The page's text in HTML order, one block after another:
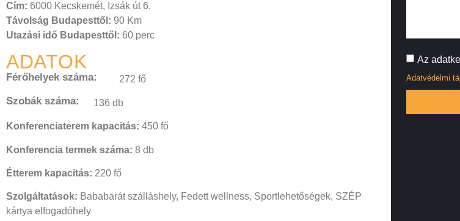
Cím: 6000 Kecskemét, Izsák út 6.
Távolság Budapesttől: 90 Km
Utazási idő Budapesttől: 60 perc
ADATOK
Férőhelyek száma: 272 fő
Szobák száma: 136 db
Konferenciaterem kapacitás: 450 fő
Konferencia termek száma: 8 db
Étterem kapacitás: 220 fő
Szolgáltatások: Bababarát szálláshely, Fedett wellness, Sportlehetőségek, SZÉP
kártya elfogadóhely
Az
Adatvédelmi